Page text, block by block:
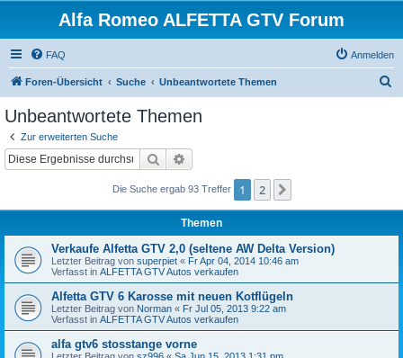
Alfa Romeo ALFETTA GTV Forum
FAQ Anmelden
Foren-Übersicht Suche Unbeantwortete Themen
Unbeantwortete Themen
Zur erweiterten Suche
Suche
Die Suche ergab 93 Treffer 1 2
Themen
Verkaufe Alfetta GTV 2,0 (seltene AW Delta Version)
Letzter Beitrag von superpiet « Fr Apr 04, 2014 10:46 am
Verfasst in ALFETTA GTV Autos verkaufen
Alfetta GTV 6 Karosse mit neuen Kotflügeln
Letzter Beitrag von Norman « Fr Jul 05, 2013 9:22 am
Verfasst in ALFETTA GTV Autos verkaufen
alfa gtv6 stosstange vorne
Letzter Beitrag von sz996 « Sa Jun 15, 2013 1:31 pm